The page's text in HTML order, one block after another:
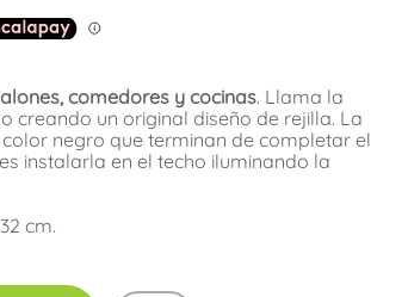
comedores y cocinas. Llama la
creando un original diseño de rejilla. La
negro que terminan de completar el
instalarla en el techo iluminando la
cm.